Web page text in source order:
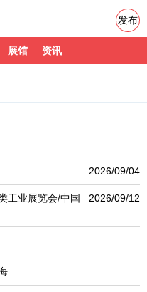
展馆 资讯
发布
2026/09/04
2026/09/12
工业展览会/中国